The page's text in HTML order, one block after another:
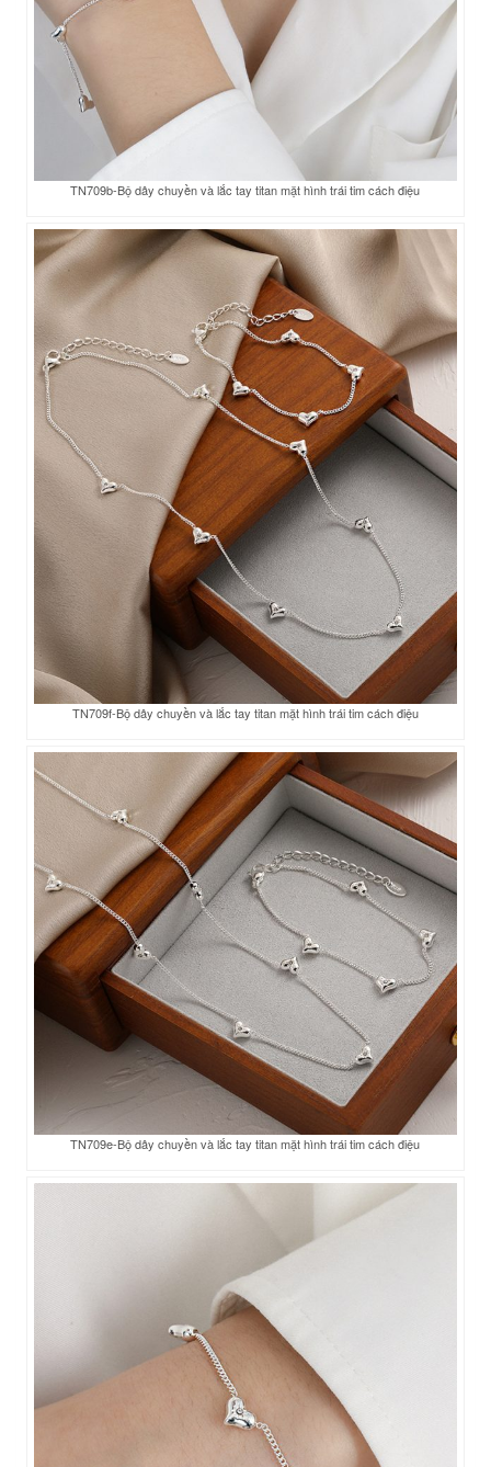
TN709b-Bộ dây chuyền và lắc tay titan mặt hình trái tim cách điệu
TN709f-Bộ dây chuyền và lắc tay titan mặt hình trái tim cách điệu
TN709e-Bộ dây chuyền và lắc tay titan mặt hình trái tim cách điệu